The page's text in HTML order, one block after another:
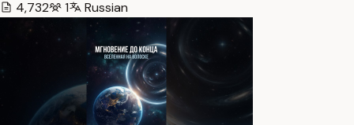
4,732
1 Russian